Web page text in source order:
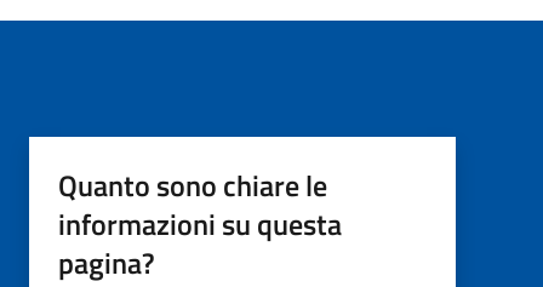
Quanto sono chiare le
informazioni su questa
pagina?